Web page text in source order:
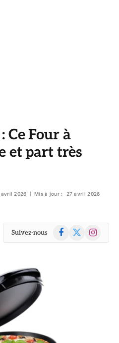
Ce Four à
et part très
avril 2026 Mis à jour : 27 avril 2026
Suivez-nous Facebook
X
Instagram